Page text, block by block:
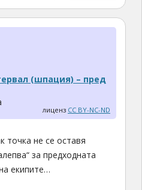
(шпация) – пред
лиценз CC BY-NC-ND
точка не се оставя
за предходната
екипите…